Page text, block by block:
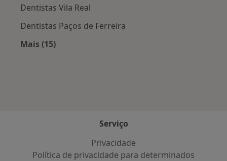
Dentistas Vila Real
Dentistas Paços de Ferreira
Mais (15)
Serviço
Privacidade
Política de privacidade para determinados